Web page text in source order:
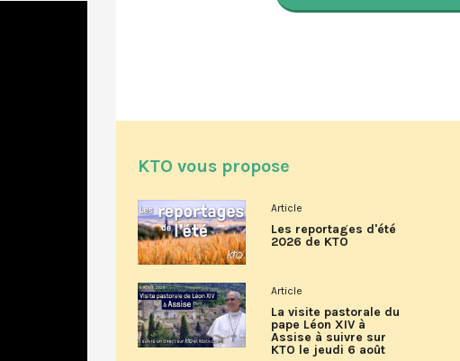
KTO vous propose
Article
Les reportages d'été
2026 de KTO
Article
La visite pastorale du
pape Léon XIV à
Assise à suivre sur
KTO le jeudi 6 août